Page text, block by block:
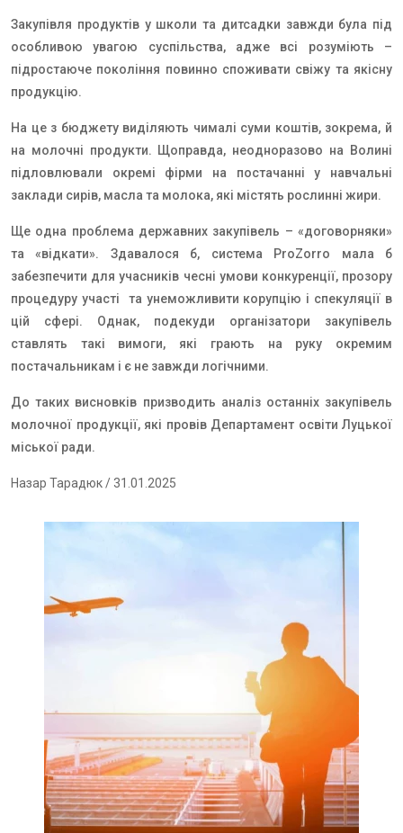
Закупівля продуктів у школи та дитсадки завжди була під
особливою увагою суспільства, адже всі розуміють –
підростаюче покоління повинно споживати свіжу та якісну
продукцію.
На це з бюджету виділяють чималі суми коштів, зокрема, й
на молочні продукти. Щоправда, неодноразово на Волині
підловлювали окремі фірми на постачанні у навчальні
заклади сирів, масла та молока, які містять рослинні жири.
Ще одна проблема державних закупівель – «договорняки»
та «відкати». Здавалося б, система
ProZorro мала б
забезпечити для учасників чесні умови конкуренції, прозору
процедуру участі та унеможливити корупцію і спекуляції в
цій сфері. Однак, подекуди організатори закупівель
ставлять такі вимоги, які грають на руку окремим
постачальникам і є не завжди логічними.
До таких висновків призводить аналіз останніх закупівель
молочної продукції, які провів Департамент освіти Луцької
міської ради.
Назар Тарадюк/ 31.01.2025